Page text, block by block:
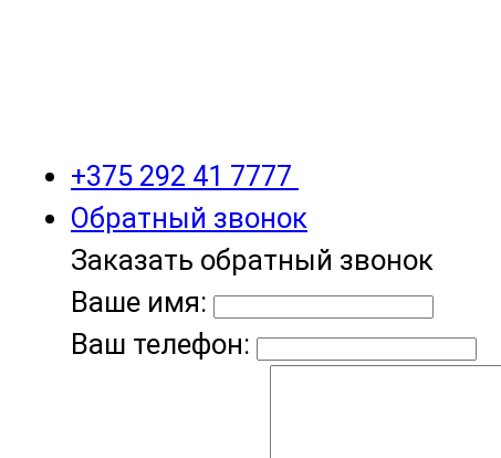
+375 292 41 7777
Обратный звонок
Заказать обратный звонок
Ваше имя:
Ваш телефон: